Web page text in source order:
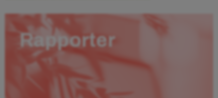
Rapporter